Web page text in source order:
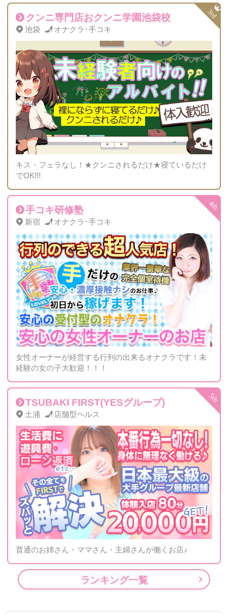
クンニ専門店おクンニ学園池袋校
池袋 オナクラ･手コキ
キス・フェラなし！★クンニされるだけ★寝ているだけ
でOK!!!
手コキ研修塾
新宿 オナクラ･手コキ
女性オーナーが経営する行列の出来るオナクラです！未
経験の女の子大歓迎！！！
TSUBAKI FIRST(YESグループ)
土浦 店舗型ヘルス
普通のお姉さん・ママさん・主婦さんが働くお店♪
ランキング一覧